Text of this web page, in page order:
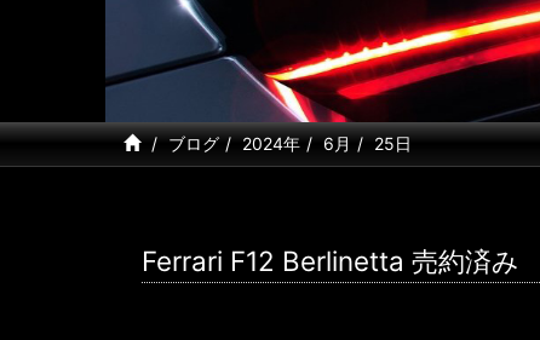
ブログ 2024年 6月 25日
Ferrari F12 Berlinetta 売約済